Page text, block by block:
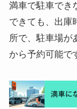
満車で駐車でき
できても、出庫
所で、駐車場が
から予約可能で